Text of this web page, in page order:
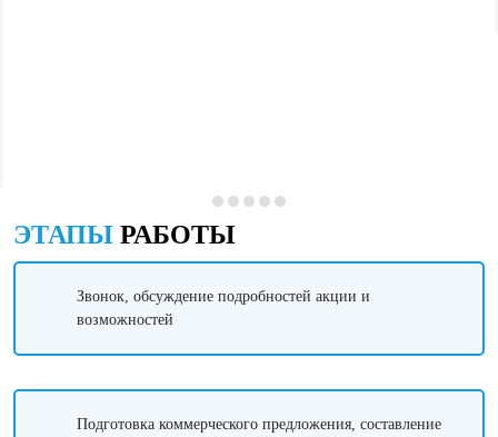
ЭТАПЫ РАБОТЫ
Звонок, обсуждение подробностей акции и
возможностей
Подготовка коммерческого предложения, составление